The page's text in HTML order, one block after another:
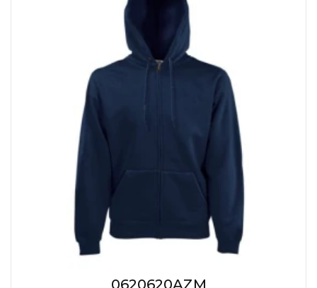
0620620AZM